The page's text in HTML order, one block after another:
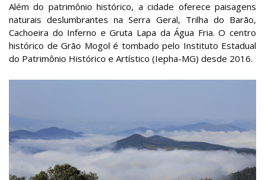
Além do patrimônio histórico, a cidade oferece paisagens
naturais deslumbrantes na Serra Geral, Trilha do Barão,
Cachoeira do Inferno e Gruta Lapa da Água Fria. O centro
histórico de Grão Mogol é tombado pelo Instituto Estadual
do Patrimônio Histórico e Artístico (Iepha-MG) desde 2016.